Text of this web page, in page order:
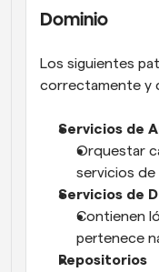
Dominio
Los siguientes
correctamente y
Servicios de
Orquestar
servicios
Servicios de
Contienen
pertenece
Repositorios